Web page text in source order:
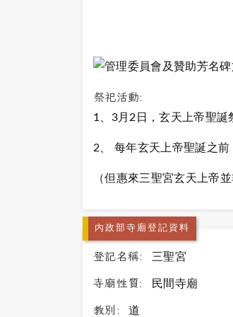
祭祀活動:
1、3月2日，玄天上帝聖誕
2、 每年玄天上帝聖誕之
（但惠來三聖宮玄天上帝
內政部寺廟登記資料
登記名稱: 三聖宮
寺廟性質: 民間寺廟
教別: 道